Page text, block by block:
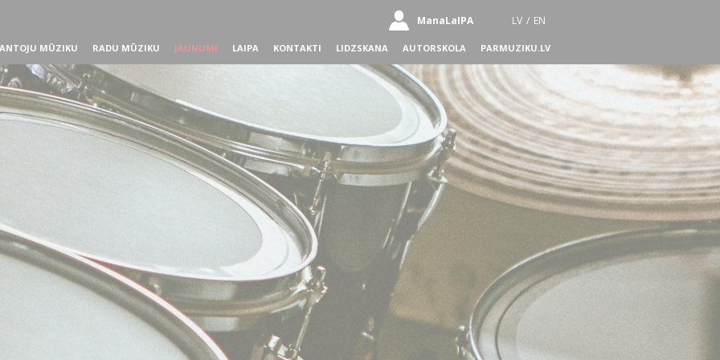
ManaLaIPA LV / EN
MŪZIKU RADU MŪZIKU JAUNUMI LAIPA KONTAKTI LIDZSKANA AUTORSKOLA PARMUZIKU.LV